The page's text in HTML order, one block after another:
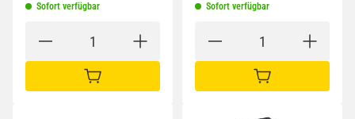
Sofort verfügbar
IN DEN WARENKORB
Sofort verfügbar
IN DEN WARENKORB